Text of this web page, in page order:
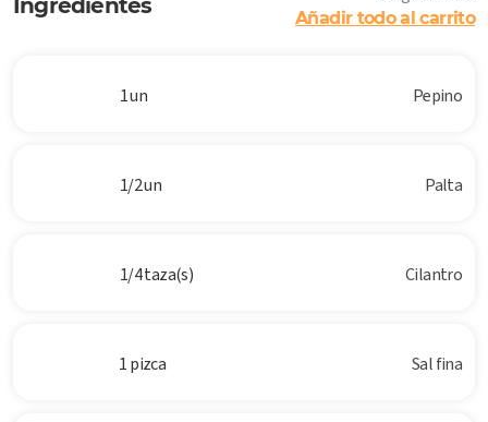
Ingredientes Añadir todo al carrito
1 un Pepino
1/2 un Palta
1/4 taza(s) Cilantro
1 pizca Sal fina